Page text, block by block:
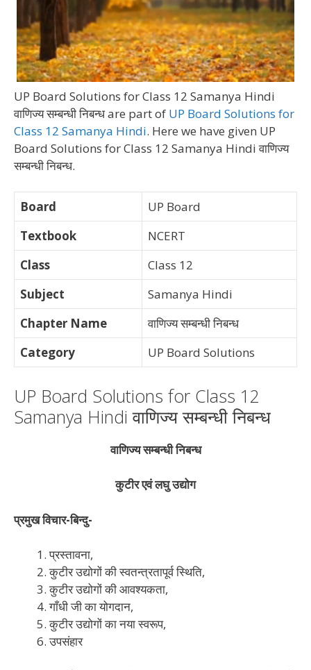
UP Board Solutions for Class 12 Samanya Hindi
वाणिज्य सम्बन्धी निबन्ध are part of UP Board Solutions for
Class 12 Samanya Hindi. Here we have given UP
Board Solutions for Class 12 Samanya Hindi वाणिज्य
सम्बन्धी निबन्ध.
Board
UP Board
Textbook
NCERT
Class
Class 12
Subject
Samanya Hindi
Chapter Name
वाणिज्य सम्बन्धी निबन्ध
Category
UP Board Solutions
UP Board Solutions for Class 12
Samanya Hindi वाणिज्य सम्बन्धी निबन्ध
वाणिज्य सम्बन्धी निबन्ध
कुटीर एवं लघु उद्योग
प्रमुख विचार-बिन्दु-
प्रस्तावना,
कुटीर उद्योगों की स्वतन्त्रतापूर्व स्थिति,
कुटीर उद्योगों की आवश्यकता,
गाँधी जी का योगदान,
कुटीर उद्योगों का नया स्वरूप,
उपसंहार